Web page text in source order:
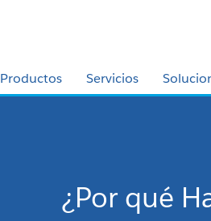
Productos Servicios
¿Por qué